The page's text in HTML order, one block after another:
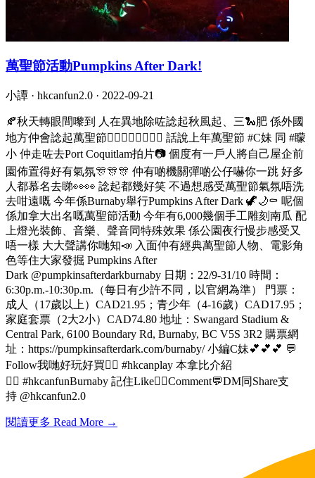
萬聖節活動Pumpkins After Dark!
小譚 · hkcanfun2.0 · 2022-09-21
🍂秋天轉眼間嚟到 人在異地除咗諗起秋風起、三🐍肥 係外國
地方仲會諗起萬聖節🧛🏾‍♂️🧛🏻‍♀️🧟‍♀️ 話說上年萬聖節 #C妹 同 #矇
小 仲走咗去Port Coquitlam拍片📷 個度有一戶人將自己屋企前
園佈置得好有氣氛🎊🎊🎊 仲有啲機關彈啲公仔嚇你一跳 好多
人都慕名去睇👀👀 諗起都幾好笑 不過想感受萬聖節氣氛唔洗
去咁遠嘅 今年係Burnaby舉行Pumpkins After Dark 🦖🌙⚰️ 呢個
係加拿大出名嘅萬聖節活動 今年有6,000幾個手工雕刻南瓜 配
上燈光裝飾、音樂、聲音同特殊效果 係公園夜行慢步感受又
唔一樣 大大聲講你哋知📣 入面仲有經典萬聖節人物、電影角
色等住大家發掘 Pumpkins After
Dark @pumpkinsafterdarkburnaby 日期：22/9-31/10 時間：
6:30p.m.-10:30p.m.（每日有少許不同，以官網為準） 門票：
成人（17歲以上）CAD21.95；青少年（4-16歲）CAD17.95；
家庭套票（2大2小）CAD74.80 地址：Swangard Stadium &
Central Park, 6100 Boundary Rd, Burnaby, BC V5S 3R2 購票網
址：https://pumpkinsafterdark.com/burnaby/ 小編C妹💕💕💕 💬
Follow我哋好玩好買👉🏻 #hkcanplay 本拿比介紹
👉🏻 #hkcanfunBurnaby 記住Like👍🏻Comment💬DM同Share支
持 @hkcanfun2.0
閱讀更多 Read More →